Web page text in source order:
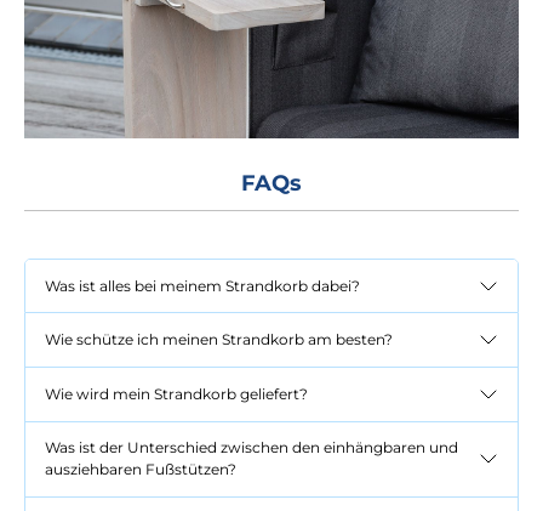
FAQs
Was ist alles bei meinem Strandkorb dabei?
Wie schütze ich meinen Strandkorb am besten?
Wie wird mein Strandkorb geliefert?
Was ist der Unterschied zwischen den einhängbaren und
ausziehbaren Fußstützen?